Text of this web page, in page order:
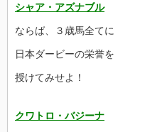
シャア・アズナブル
ならば、３歳馬全てに
日本ダービーの栄誉を
授けてみせよ！
クワトロ・バジーナ